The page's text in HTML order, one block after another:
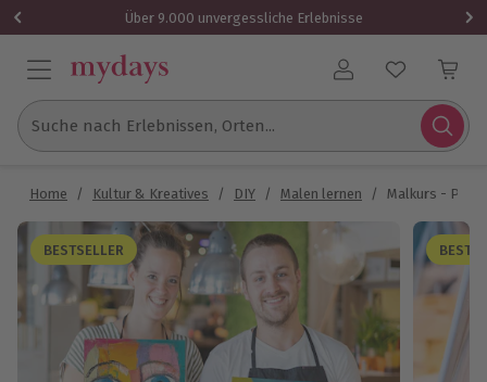
Über 9.000 unvergessliche Erlebnisse
Benutzerkonto
Suche nach Erlebnissen, Orten...
Home / Kultur & Kreatives / DIY / Malen lernen / Malkurs -
BESTSELLER